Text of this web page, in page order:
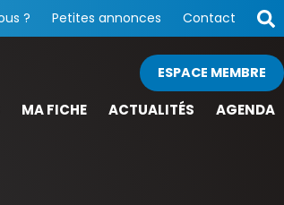
? Petites annonces Contact
ESPACE MEMBRE
MA FICHE ACTUALITÉS AGENDA